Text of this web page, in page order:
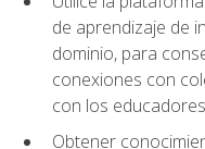
de aprendizaje de
dominio, para
conexiones con
con los
Obtener